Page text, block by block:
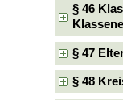
§ 46
§ 47
§ 48